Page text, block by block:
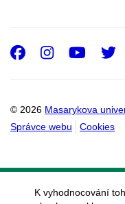
© 2026 Masarykova
Správce webu
Cookies
Facebook
K vyhodnocování